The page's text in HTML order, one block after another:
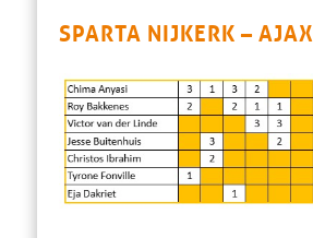
SPARTA NIJKERK – AJAX